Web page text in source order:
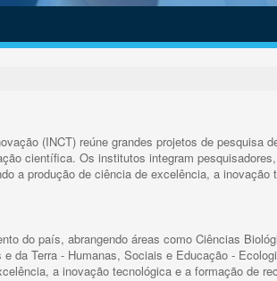
(INCT) reúne grandes projetos de pesquisa
científica. Os institutos integram
a produção de ciência de excelência, a inovação
do país, abrangendo áreas como Ciências
da Terra - Humanas, Sociais e Educação -
a inovação tecnológica e a formação de